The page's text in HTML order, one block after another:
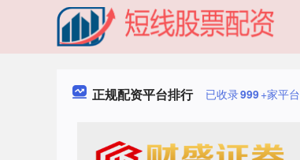
正规配资平台排行 已收录999+家平台